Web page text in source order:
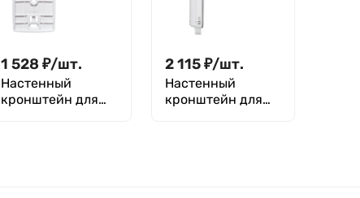
1 528 ₽/шт.
Настенный
кронштейн для
2 115₽/шт.
Настенный
кронштейн для